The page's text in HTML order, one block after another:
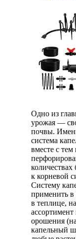
Одно из
урожая —
почвы.
система
вместе с
количествах
к корневой
Систему
применить в
в теплице,
орошения
капельный